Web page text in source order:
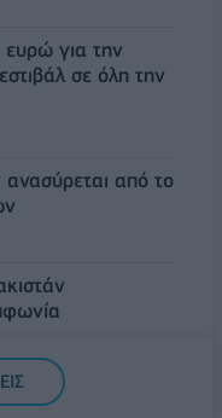
για την
σε όλη την
από το